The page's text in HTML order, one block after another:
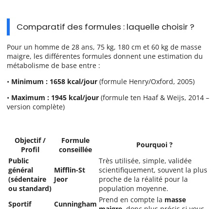
Comparatif des formules : laquelle choisir ?
Pour un homme de 28 ans, 75 kg, 180 cm et 60 kg de masse
maigre, les différentes formules donnent une estimation du
métabolisme de base entre :
• Minimum : 1658 kcal/jour (formule Henry/Oxford, 2005)
• Maximum : 1945 kcal/jour (formule ten Haaf & Weijs, 2014 –
version complète)
Objectif /
Profil
Formule
conseillée
Pourquoi ?
Public
général
(sédentaire
ou standard)
Mifflin-St
Jeor
Très utilisée, simple, validée
scientifiquement, souvent la plus
proche de la réalité pour la
population moyenne.
Sportif
Cunningham Prend en compte la masse